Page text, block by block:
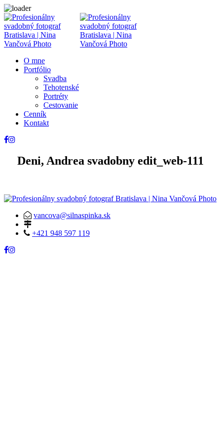
O mne
Portfólio
Svadba
Tehotenské
Portréty
Cestovanie
Cenník
Kontakt
Deni, Andrea svadobny edit_web-111
vancova@silnaspinka.sk
+421 948 597 119